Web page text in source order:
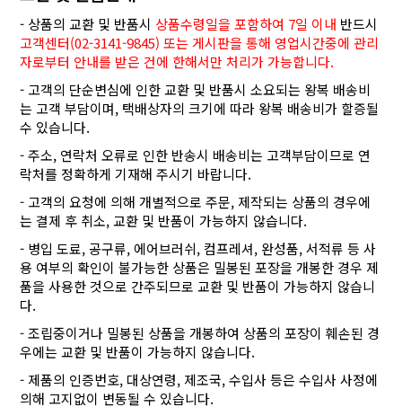
- 상품의 교환 및 반품시 상품수령일을 포함하여 7일 이내 반드시
고객센터(02-3141-9845) 또는 게시판을 통해 영업시간중에 관리
자로부터 안내를 받은 건에 한해서만 처리가 가능합니다.
- 고객의 단순변심에 인한 교환 및 반품시 소요되는 왕복 배송비
는 고객 부담이며, 택배상자의 크기에 따라 왕복 배송비가 할증될
수 있습니다.
- 주소, 연락처 오류로 인한 반송시 배송비는 고객부담이므로 연
락처를 정확하게 기재해 주시기 바랍니다.
- 고객의 요청에 의해 개별적으로 주문, 제작되는 상품의 경우에
는 결제 후 취소, 교환 및 반품이 가능하지 않습니다.
- 병입 도료, 공구류, 에어브러쉬, 컴프레셔, 완성품, 서적류 등 사
용 여부의 확인이 불가능한 상품은 밀봉된 포장을 개봉한 경우 제
품을 사용한 것으로 간주되므로 교환 및 반품이 가능하지 않습니
다.
- 조립중이거나 밀봉된 상품을 개봉하여 상품의 포장이 훼손된 경
우에는 교환 및 반품이 가능하지 않습니다.
- 제품의 인증번호, 대상연령, 제조국, 수입사 등은 수입사 사정에
의해 고지없이 변동될 수 있습니다.